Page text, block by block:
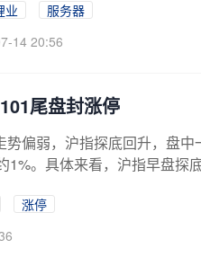
业
服务器
14 20:56
尾盘封涨停
势偏弱，沪指探底回升，盘
1%。具体来看，沪指早盘探
涨停